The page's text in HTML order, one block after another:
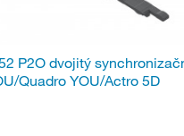
P2O dvojitý
Quadro YOU/Actro 5D